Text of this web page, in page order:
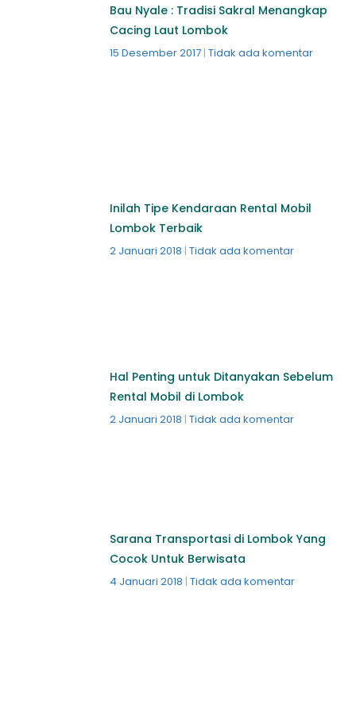
Bau Nyale : Tradisi Sakral Menangkap
Cacing Laut Lombok
15 Desember 2017 Tidak ada komentar
Inilah Tipe Kendaraan Rental Mobil
Lombok Terbaik
2 Januari 2018 Tidak ada komentar
Hal Penting untuk Ditanyakan Sebelum
Rental Mobil di Lombok
2 Januari 2018 Tidak ada komentar
Sarana Transportasi di Lombok Yang
Cocok Untuk Berwisata
4 Januari 2018 Tidak ada komentar